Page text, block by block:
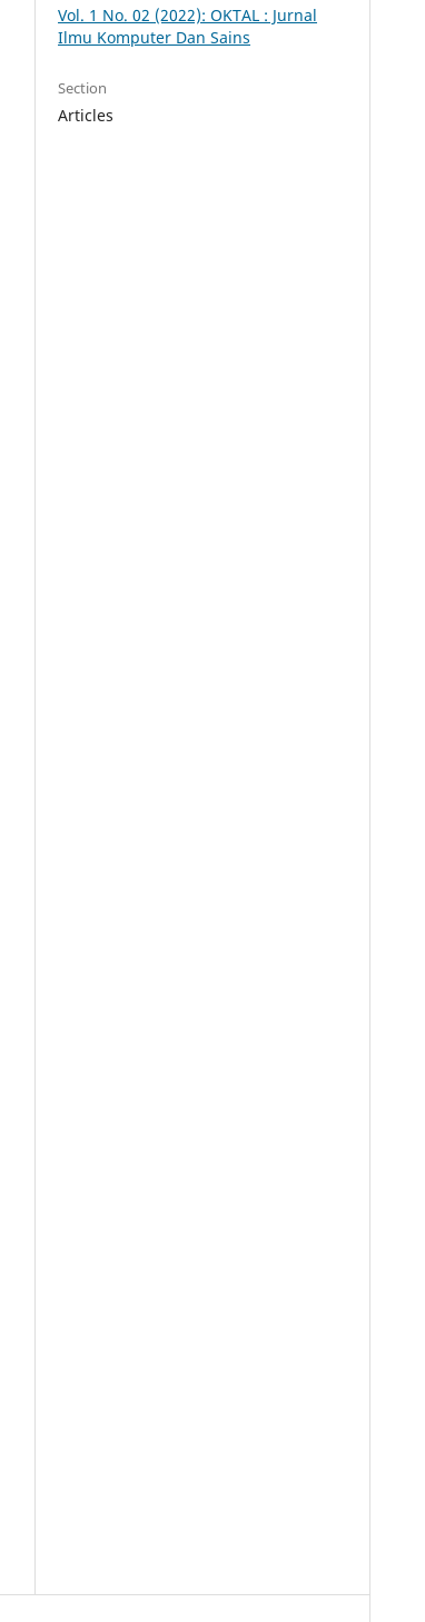
Vol. 1 No. 02 (2022): OKTAL : Jurnal
Ilmu Komputer Dan Sains
Section
Articles